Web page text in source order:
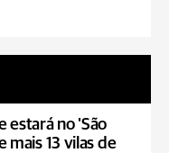
estará no 'São
mais 13 vilas de